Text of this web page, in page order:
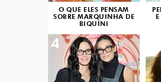
O QUE ELES PENSAM
SOBRE MARQUINHA DE
BIQUÍNI
4